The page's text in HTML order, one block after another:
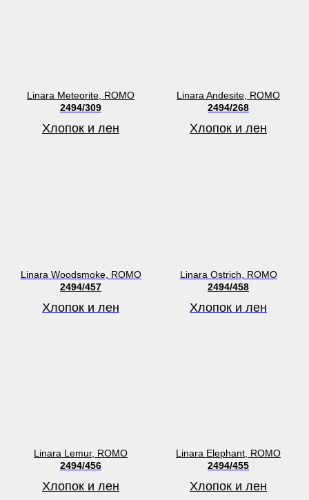
Linara Meteorite, ROMO
2494/309
Хлопок и лен
Linara Andesite, ROMO
2494/268
Хлопок и лен
Linara Woodsmoke, ROMO
2494/457
Хлопок и лен
Linara Ostrich, ROMO
2494/458
Хлопок и лен
Linara Lemur, ROMO
2494/456
Хлопок и лен
Linara Elephant, ROMO
2494/455
Хлопок и лен